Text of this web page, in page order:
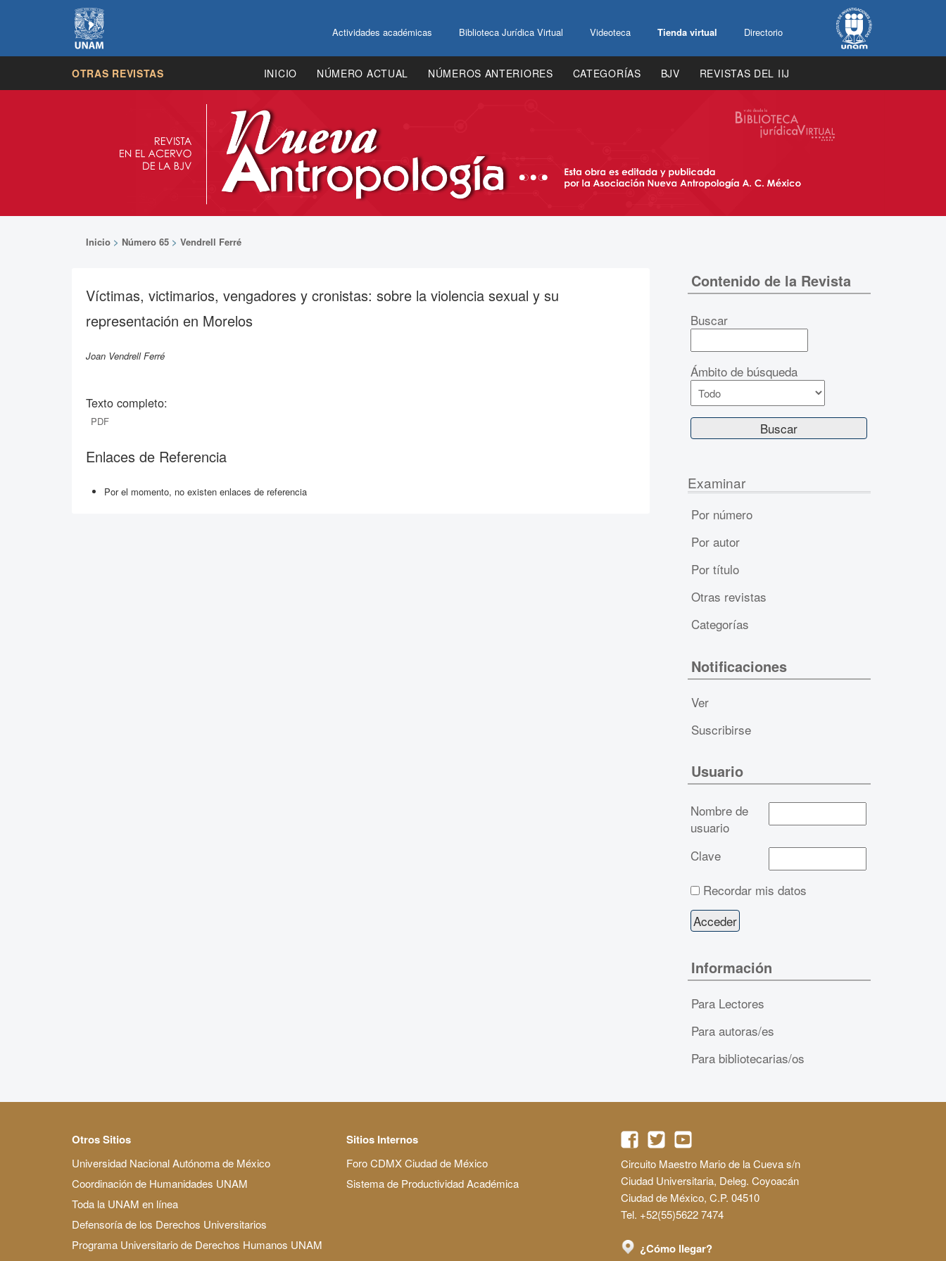
Actividades académicas Biblioteca Jurídica Virtual Videoteca Tienda virtual Directorio
OTRAS REVISTAS INICIO NÚMERO ACTUAL NÚMEROS ANTERIORES CATEGORÍAS BJV REVISTAS DEL IIJ
Inicio > Número 65 > Vendrell Ferré
Víctimas, victimarios, vengadores y cronistas: sobre la violencia sexual y su
representación en Morelos
Joan Vendrell Ferré
Texto completo:
PDF
Enlaces de Referencia
Por el momento, no existen enlaces de referencia
Contenido de la Revista
Buscar
Ámbito de búsqueda
Examinar
Por número
Por autor
Por título
Otras revistas
Categorías
Notificaciones
Ver
Suscribirse
Usuario
Nombre de
usuario
Clave
Recordar mis datos
Información
Para Lectores
Para autoras/es
Para bibliotecarias/os
Otros Sitios
Universidad Nacional Autónoma de México
Coordinación de Humanidades UNAM
Toda la UNAM en línea
Defensoría de los Derechos Universitarios
Programa Universitario de Derechos Humanos UNAM
Sitios Internos
Foro CDMX Ciudad de México
Sistema de Productividad Académica
Circuito Maestro Mario de la Cueva s/n
Ciudad Universitaria, Deleg. Coyoacán
Ciudad de México, C.P. 04510
Tel. +52(55)5622 7474
¿Cómo llegar?